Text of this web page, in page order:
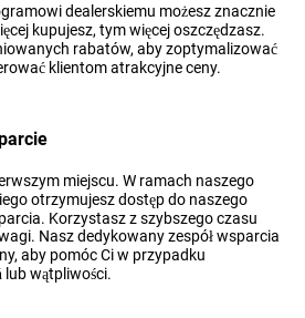
dealerskiemu możesz znacznie
kupujesz, tym więcej oszczędzasz.
rabatów, aby zoptymalizować
klientom atrakcyjne ceny.
miejscu. W ramach naszego
otrzymujesz dostęp do naszego
Korzystasz z szybszego czasu
Nasz dedykowany zespół wsparcia
aby pomóc Ci w przypadku
wątpliwości.